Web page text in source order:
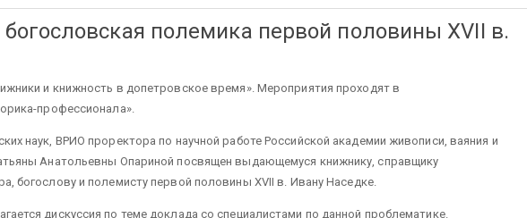
полемика первой половины XVII в.
и книжность в допетровское время». Мероприятия проходят в
профессионала».
наук, ВРИО проректора по научной работе Российской академии живописи, ваяния и
Анатольевны Опариной посвящен выдающемуся книжнику, справщику
богослову и полемисту первой половины XVII в. Ивану Наседке.
дискуссия по теме доклада со специалистами по данной проблематике.